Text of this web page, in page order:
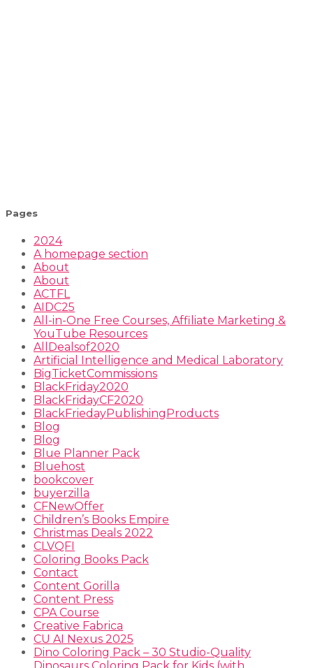
Pages
2024
A homepage section
About
About
ACTFL
AIDC25
All-in-One Free Courses, Affiliate Marketing &
YouTube Resources
AllDealsof2020
Artificial Intelligence and Medical Laboratory
BigTicketCommissions
BlackFriday2020
BlackFridayCF2020
BlackFriedayPublishingProducts
Blog
Blog
Blue Planner Pack
Bluehost
bookcover
buyerzilla
CFNewOffer
Children’s Books Empire
Christmas Deals 2022
CLVQFI
Coloring Books Pack
Contact
Content Gorilla
Content Press
CPA Course
Creative Fabrica
CU AI Nexus 2025
Dino Coloring Pack – 30 Studio-Quality